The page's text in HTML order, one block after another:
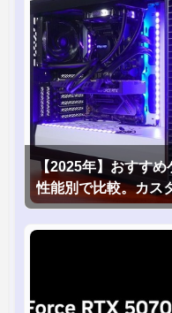
【2025年】おすすめ
性能別で比較。カス